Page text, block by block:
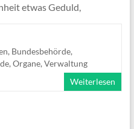
etwas Geduld,
, Bundesbehörde,
, Organe, Verwaltung
Weiterlesen